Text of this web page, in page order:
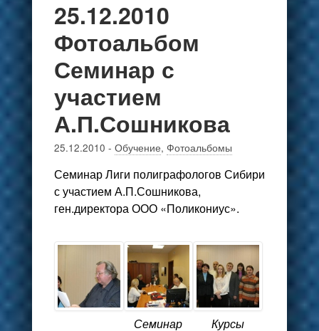
25.12.2010
Фотоальбом
Семинар с
участием
А.П.Сошникова
25.12.2010 - Обучение, Фотоальбомы
Семинар Лиги полиграфологов Сибири
с участием А.П.Сошникова,
ген.директора ООО «Поликониус».
Семинар
Курсы